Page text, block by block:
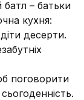
батл – батьки
кухня:
десерти.
поговорити